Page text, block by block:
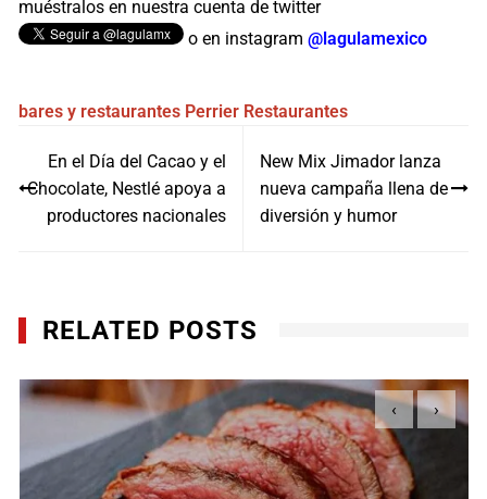
muéstralos en nuestra cuenta de twitter
o en instagram@lagulamexico
bares y restaurantes Perrier Restaurantes
de
entradas
En el Día del Cacao y el
Chocolate, Nestlé apoya a
productores nacionales
New Mix Jimador lanza
nueva campaña llena de
diversión y humor
RELATED POSTS
‹ ›